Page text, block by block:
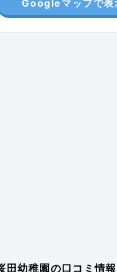
Googleマップで表
幼稚園の口コミ情報